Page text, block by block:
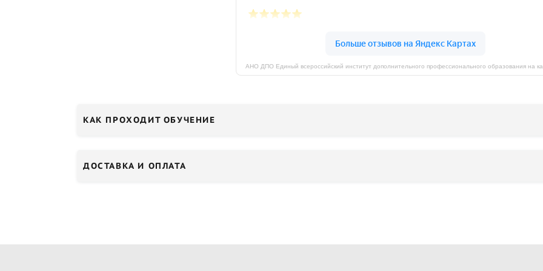
КАК ПРОХОДИТ ОБУЧЕНИЕ
ДОСТАВКА И ОПЛАТА